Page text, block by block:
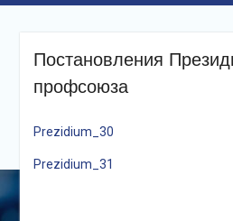
Постановления
профсоюза
Prezidium_30
Prezidium_31